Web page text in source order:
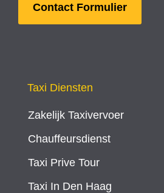
Contact Formulier
Taxi Diensten
Zakelijk Taxivervoer
Chauffeursdienst
Taxi Prive Tour
Taxi In Den Haag